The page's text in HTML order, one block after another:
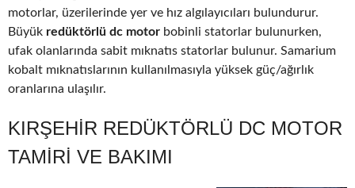
motorlar, üzerilerinde yer ve hız algılayıcıları bulundurur.
Büyük redüktörlü dc motor bobinli statorlar bulunurken,
ufak olanlarında sabit mıknatıs statorlar bulunur. Samarium
kobalt mıknatıslarının kullanılmasıyla yüksek güç/ağırlık
oranlarına ulaşılır.
KIRŞEHIR REDÜKTÖRLÜ DC MOTOR
TAMIRI VE BAKIMI